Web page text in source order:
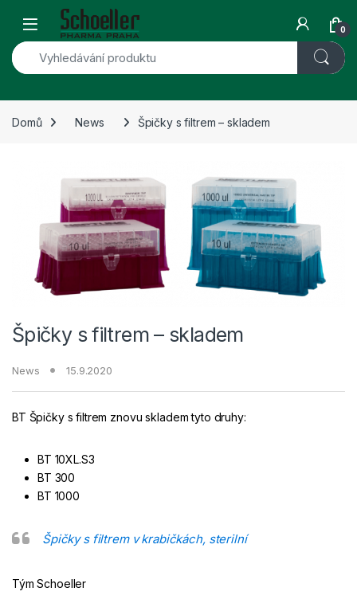
Skip to navigation
Skip to content
Open 0
Domů News Špičky s filtrem – skladem
Špičky s filtrem – skladem
News 15.9.2020
BT Špičky s filtrem znovu skladem tyto druhy:
BT 10XL.S3
BT 300
BT 1000
Špičky s filtrem v krabičkách, sterilní
Tým Schoeller